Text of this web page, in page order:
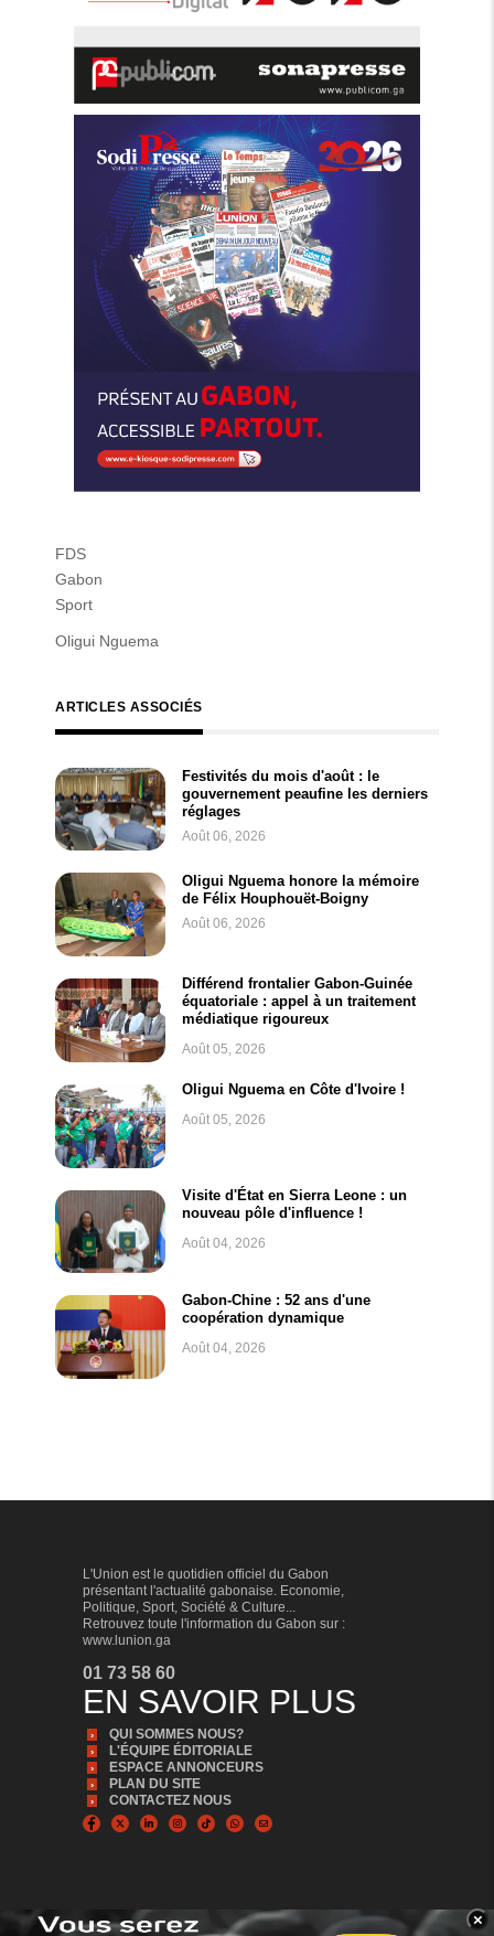
FDS
Gabon
Sport
Oligui Nguema
ARTICLES ASSOCIÉS
Festivités du mois d'août : le
gouvernement peaufine les derniers
réglages
Août 06, 2026
Oligui Nguema honore la mémoire
de Félix Houphouët-Boigny
Août 06, 2026
Différend frontalier Gabon-Guinée
équatoriale : appel à un traitement
médiatique rigoureux
Août 05, 2026
Oligui Nguema en Côte d'Ivoire !
Août 05, 2026
Visite d'État en Sierra Leone : un
nouveau pôle d'influence !
Août 04, 2026
Gabon-Chine : 52 ans d'une
coopération dynamique
Août 04, 2026
×
L'Union est le quotidien officiel du Gabon
présentant l'actualité gabonaise. Economie,
Politique, Sport, Société & Culture...
Retrouvez toute l'information du Gabon sur :
www.lunion.ga
01 73 58 60
EN SAVOIR PLUS
QUI SOMMES NOUS?
L'ÉQUIPE ÉDITORIALE
ESPACE ANNONCEURS
PLAN DU SITE
CONTACTEZ NOUS